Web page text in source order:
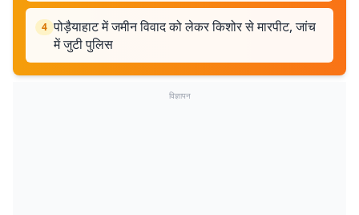
4 पोड़ैयाहाट में जमीन विवाद को लेकर किशोर से मारपीट, जांच
में जुटी पुलिस
विज्ञापन